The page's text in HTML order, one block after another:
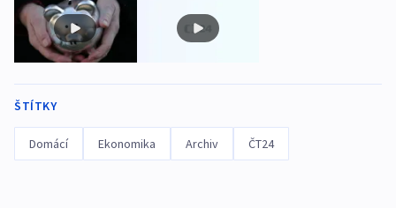
ŠTÍTKY
Domácí Ekonomika Archiv ČT24